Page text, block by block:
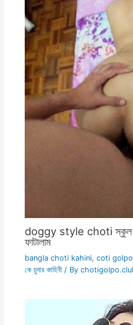
doggy style choti স্কুল
ফাটালাম
bangla choti kahini, coti golpo
কে চুদার কাহিনী/ By